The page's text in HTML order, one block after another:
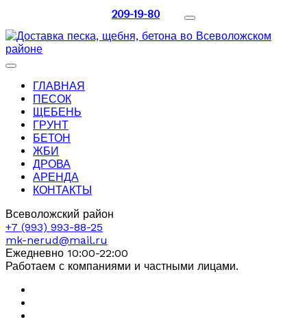
209-19-80
ГЛАВНАЯ
ПЕСОК
ЩЕБЕНЬ
ГРУНТ
БЕТОН
ЖБИ
ДРОВА
АРЕНДА
КОНТАКТЫ
Всеволожский район
+7 (993) 993-88-25
mk-nerud@mail.ru
Ежедневно 10:00-22:00
Работаем с компаниями и частными лицами.